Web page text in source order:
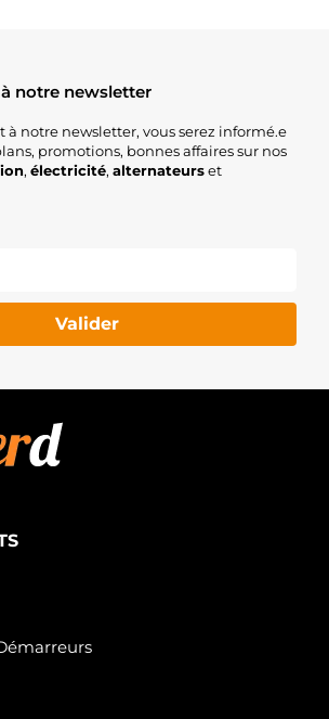
notre newsletter
à notre newsletter, vous serez informé.e
promotions, bonnes affaires sur nos
, électricité, alternateurset
Valider